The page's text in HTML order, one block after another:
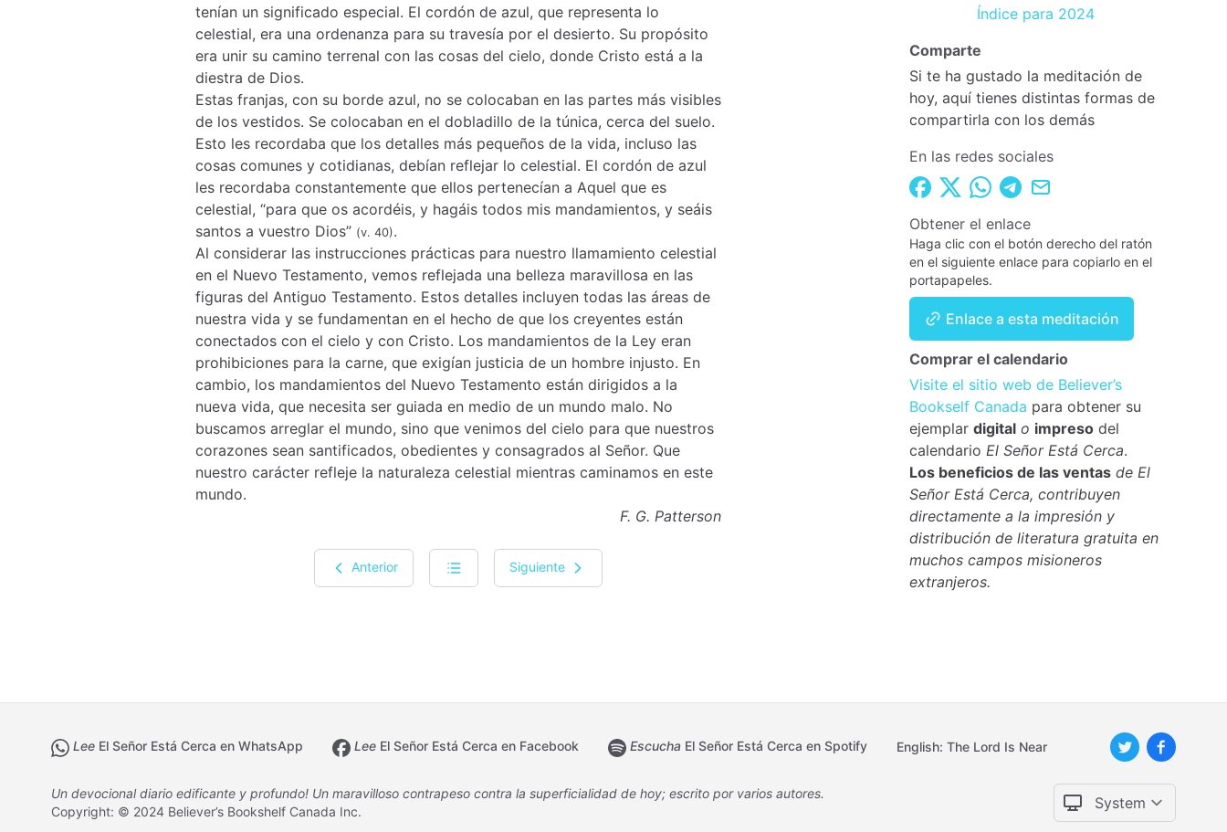
tenían un significado especial. El cordón de azul, que representa lo
celestial, era una ordenanza para su travesía por el desierto. Su propósito
era unir su camino terrenal con las cosas del cielo, donde Cristo está a la
diestra de Dios.
Estas franjas, con su borde azul, no se colocaban en las partes más visibles
de los vestidos. Se colocaban en el dobladillo de la túnica, cerca del suelo.
Esto les recordaba que los detalles más pequeños de la vida, incluso las
cosas comunes y cotidianas, debían reflejar lo celestial. El cordón de azul
les recordaba constantemente que ellos pertenecían a Aquel que es
celestial, “para que os acordéis, y hagáis todos mis mandamientos, y seáis
santos a vuestro Dios” (v. 40).
Al considerar las instrucciones prácticas para nuestro llamamiento celestial
en el Nuevo Testamento, vemos reflejada una belleza maravillosa en las
figuras del Antiguo Testamento. Estos detalles incluyen todas las áreas de
nuestra vida y se fundamentan en el hecho de que los creyentes están
conectados con el cielo y con Cristo. Los mandamientos de la Ley eran
prohibiciones para la carne, que exigían justicia de un hombre injusto. En
cambio, los mandamientos del Nuevo Testamento están dirigidos a la
nueva vida, que necesita ser guiada en medio de un mundo malo. No
buscamos arreglar el mundo, sino que venimos del cielo para que nuestros
corazones sean santificados, obedientes y consagrados al Señor. Que
nuestro carácter refleje la naturaleza celestial mientras caminamos en este
mundo.
F. G. Patterson
Anterior Siguiente
Índice para 2024
Comparte
Si te ha gustado la meditación de
hoy, aquí tienes distintas formas de
compartirla con los demás
En las redes sociales
Obtener el enlace
Haga clic con el botón derecho del ratón
en el siguiente enlace para copiarlo en el
portapapeles.
Enlace a esta meditación
Comprar el calendario
Visite el sitio web de Believer’s
Bookself Canada para obtener su
ejemplar digital o impreso del
calendario El Señor Está Cerca.
Los beneficios de las ventas de El
Señor Está Cerca, contribuyen
directamente a la impresión y
distribución de literatura gratuita en
muchos campos misioneros
extranjeros.
Lee El Señor Está Cerca en WhatsApp Lee El Señor Está Cerca en Facebook Escucha El Señor Está Cerca en Spotify English: The Lord Is Near
Un devocional diario edificante y profundo! Un maravilloso contrapeso contra la superficialidad de hoy; escrito por varios autores.
Copyright: © 2024 Believer’s Bookshelf Canada Inc.